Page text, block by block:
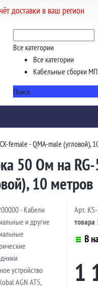
доставки в ваш регион
Все категории
Все категории
Кабельные сборки МП
Поиск
female - QMA-male (угловой),
50 Ом на
10 метров
- Кабели
и другие
устройство
AGN AT5,
Арт.
товара
В
1